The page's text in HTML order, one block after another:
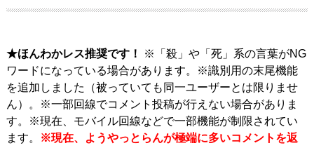
★ほんわかレス推奨です！
※「殺」や「死」系の言葉がNG
ワードになっている場合があります。※識別用の末尾機能
を追加しました（被っていても同一ユーザーとは限りませ
ん）。※一部回線でコメント投稿が行えない場合がありま
す。※現在、モバイル回線などで一部機能が制限されてい
ます。
※現在、ようやっとらんが極端に多いコメントを返